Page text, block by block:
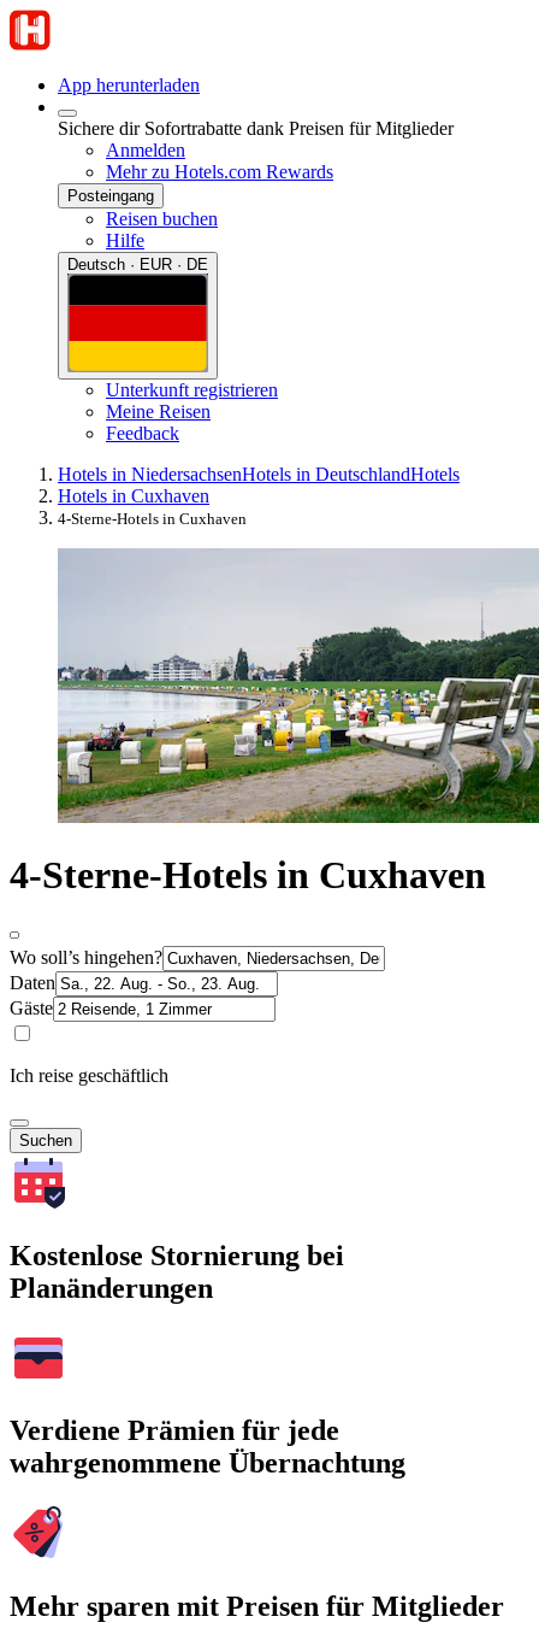
App herunterladen
Sichere dir Sofortrabatte dank Preisen für Mitglieder
Anmelden
Mehr zu Hotels.com Rewards
Posteingang
Reisen buchen
Hilfe
Deutsch · EUR · DE
Unterkunft registrieren
Meine Reisen
Feedback
Hotels in NiedersachsenHotels in DeutschlandHotels
Hotels in Cuxhaven
4-Sterne-Hotels in Cuxhaven
4-Sterne-Hotels in Cuxhaven
Wo soll’s hingehen?
Daten
Gäste
Ich reise geschäftlich
Suchen
Kostenlose Stornierung bei
Planänderungen
Verdiene Prämien für jede
wahrgenommene Übernachtung
Mehr sparen mit Preisen für Mitglieder